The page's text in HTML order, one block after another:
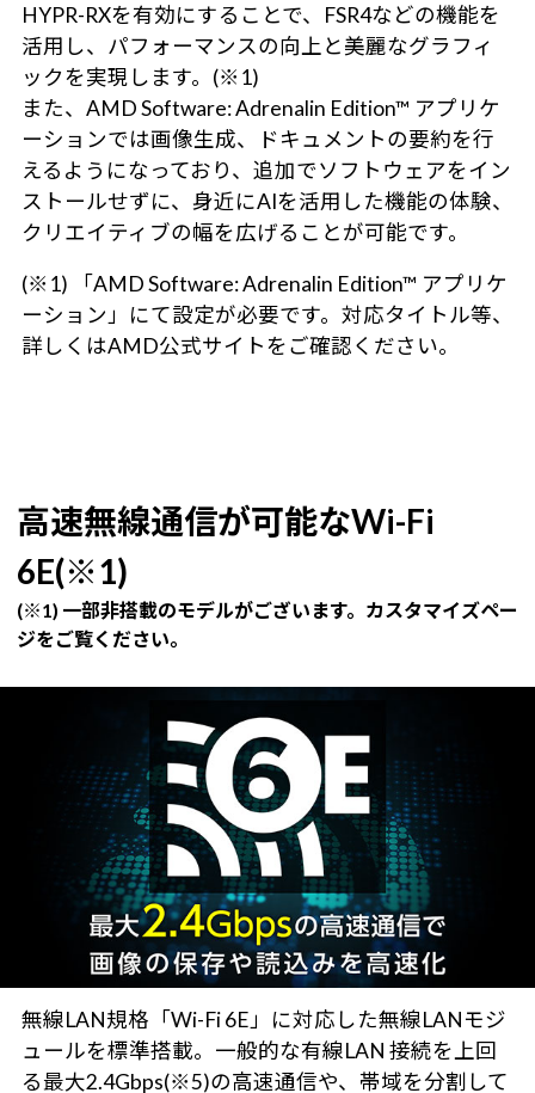
HYPR-RXを有効にすることで、FSR4などの機能を
活用し、パフォーマンスの向上と美麗なグラフィ
ックを実現します。(※1)
また、AMD Software: Adrenalin Edition™ アプリケ
ーションでは画像生成、ドキュメントの要約を行
えるようになっており、追加でソフトウェアをイン
ストールせずに、身近にAIを活用した機能の体験、
クリエイティブの幅を広げることが可能です。
(※1) 「AMD Software: Adrenalin Edition™ アプリケ
ーション」にて設定が必要です。対応タイトル等、
詳しくはAMD公式サイトをご確認ください。
高速無線通信が可能なWi-Fi
6E(※1)
(※1) 一部非搭載のモデルがございます。カスタマイズペー
ジをご覧ください。
無線LAN規格「Wi-Fi 6E」に対応した無線LANモジ
ュールを標準搭載。一般的な有線LAN 接続を上回
る最大2.4Gbps(※5)の高速通信や、帯域を分割して